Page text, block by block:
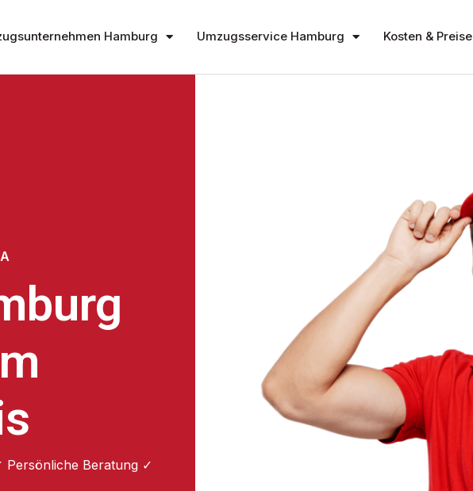
Hamburg Umzugsservice Hamburg Kosten & Preise
Persönliche Beratung ✓